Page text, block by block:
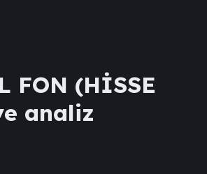
FON (HİSSE
analiz